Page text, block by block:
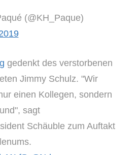
(@KH_Paque)
gedenkt des verstorbenen
Jimmy Schulz. "Wir
einen Kollegen, sondern
sagt
Schäuble zum Auftakt